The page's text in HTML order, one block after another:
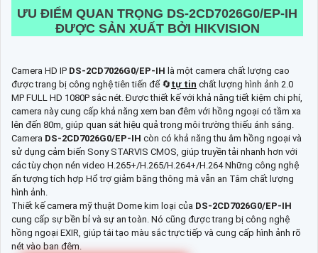
ƯU ĐIỂM QUAN TRỌNG DS-2CD7026G0/EP-IH
ĐƯỢC SẢN XUẤT BỞI HIKVISION
Camera HD IP DS-2CD7026G0/EP-IH là một camera chất lượng cao
được trang bị công nghệ tiên tiến để 🔄tự tin chất lượng hình ảnh 2.0
MP FULL HD 1080P sắc nét. Được thiết kế với khả năng tiết kiệm chi phí,
camera này cung cấp khả năng xem ban đêm với hồng ngoại có tầm xa
lên đến 80m, giúp quan sát hiệu quả trong môi trường thiếu ánh sáng.
Camera DS-2CD7026G0/EP-IH còn có khả năng thu âm hồng ngoại và
sử dụng cảm biến Sony STARVIS CMOS, giúp truyền tải nhanh hơn với
các tùy chọn nén video H.265+/H.265/H.264+/H.264 Những công nghệ
ấn tượng tích hợp Hổ trợ giảm băng thông mà vẫn an Tâm chất lượng
hình ảnh.
Thiết kế camera mỹ thuật Dome kim loại của DS-2CD7026G0/EP-IH
cung cấp sự bền bỉ và sự an toàn. Nó cũng được trang bị công nghệ
hồng ngoại EXIR, giúp tái tạo màu sắc trực tiếp và cung cấp hình ảnh rõ
nét vào ban đêm.